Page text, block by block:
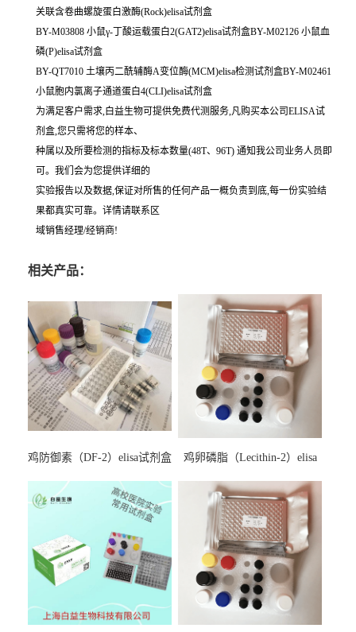
关联含卷曲螺旋蛋白激酶(Rock)elisa试剂盒
BY-M03808 小鼠γ-丁酸运载蛋白2(GAT2)elisa试剂盒BY-M02126 小鼠血
磷(P)elisa试剂盒
BY-QT7010 土壤丙二酰辅酶A变位酶(MCM)elisa检测试剂盒BY-M02461
小鼠胞内氯离子通道蛋白4(CLI)elisa试剂盒
为满足客户需求,白益生物可提供免费代测服务,凡购买本公司ELISA试
剂盒,您只需将您的样本、
种属以及所要检测的指标及标本数量(48T、96T) 通知我公司业务人员即
可。我们会为您提供详细的
实验报告以及数据,保证对所售的任何产品一概负责到底,每一份实验结
果都真实可靠。详情请联系区
域销售经理/经销商!
相关产品：
鸡防御素（DF-2）elisa试剂盒
鸡卵磷脂（Lecithin-2）elisa